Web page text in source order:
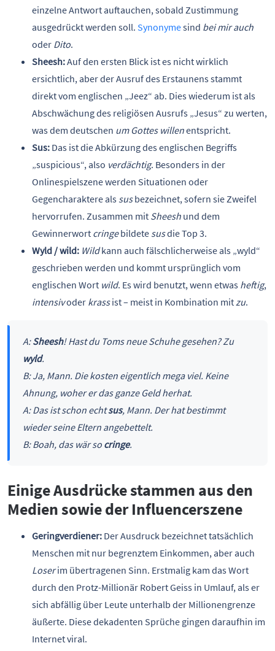
einzelne Antwort auftauchen, sobald Zustimmung
ausgedrückt werden soll. Synonymesind bei mir auch
oder Dito.
Sheesh:Auf den ersten Blick ist es nicht wirklich
ersichtlich, aber der Ausruf des Erstaunens stammt
direkt vom englischen „Jeez“ ab. Dies wiederum ist als
Abschwächung des religiösen Ausrufs „Jesus“ zu werten,
was dem deutschen um Gottes willenentspricht.
Sus: Das ist die Abkürzung des englischen Begriffs
„suspicious“, also verdächtig. Besonders in der
Onlinespielszene werden Situationen oder
Gegencharaktere als susbezeichnet, sofern sie Zweifel
hervorrufen. Zusammen mit Sheesh und dem
Gewinnerwort cringebildete susdie Top 3.
Wyld / wild: Wildkann auch fälschlicherweise als „wyld“
geschrieben werden und kommt ursprünglich vom
englischen Wort wild. Es wird benutzt, wenn etwas heftig,
intensivoder krassist – meist in Kombination mitzu.
A:Sheesh! Hast du Toms neue Schuhe gesehen? Zu
wyld.
B: Ja, Mann. Die kosten eigentlich mega viel. Keine
Ahnung, woher er das ganze Geld herhat.
A: Das ist schon echtsus, Mann. Der hat bestimmt
wieder seine Eltern angebettelt.
B: Boah, das wär so cringe.
Einige Ausdrücke stammen aus den
Medien sowie der Influencerszene
Geringverdiener: Der Ausdruck bezeichnet tatsächlich
Menschen mit nur begrenztem Einkommen, aber auch
Loserim übertragenen Sinn. Erstmalig kam das Wort
durch den Protz-Millionär Robert Geiss in Umlauf, als er
sich abfällig über Leute unterhalb der Millionengrenze
äußerte. Diese dekadenten Sprüche gingen daraufhin im
Internet viral.